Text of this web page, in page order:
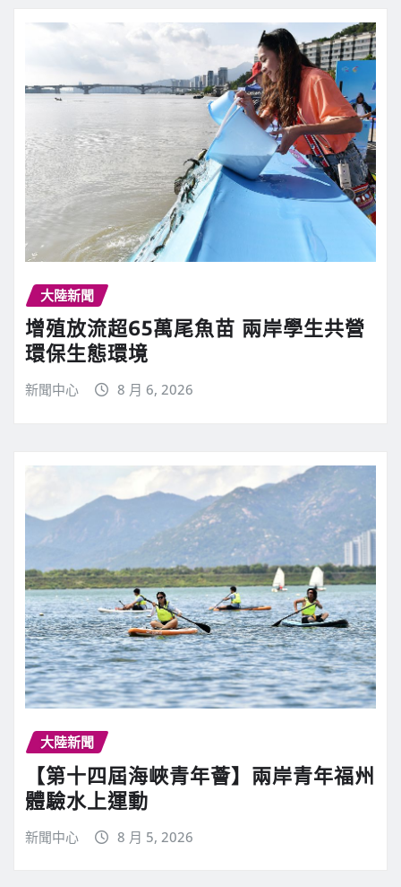
大陸新聞
增殖放流超65萬尾魚苗 兩岸學生共營
環保生態環境
新聞中心 8 月 6, 2026
大陸新聞
【第十四屆海峽青年薈】兩岸青年福州
體驗水上運動
新聞中心 8 月 5, 2026